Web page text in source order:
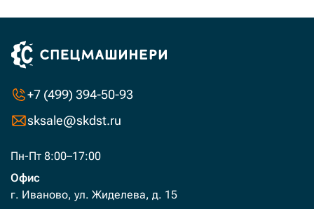
+7 (499) 394-50-93
sksale@skdst.ru
Пн-Пт 8:00–17:00
Офис
г. Иваново, ул. Жиделева, д. 15